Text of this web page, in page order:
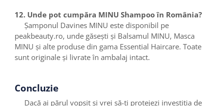
12. Unde pot cumpăra MINU Shampoo în România?
Șamponul Davines MINU este disponibil pe
peakbeauty.ro, unde găsești și Balsamul MINU, Masca
MINU și alte produse din gama Essential Haircare. Toate
sunt originale și livrate în ambalaj intact.
Concluzie
Dacă ai părul vopsit și vrei să-ți protejezi investiția de